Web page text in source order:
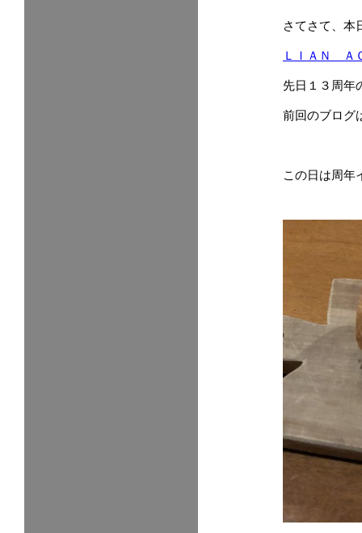
さてさて、本
ＬＩＡＮ Ａ
先日１３周年
前回のブログ
この日は周年